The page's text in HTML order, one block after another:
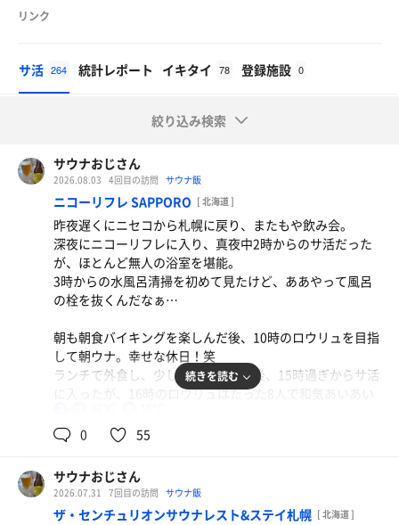
リンク
サ活 264 統計レポート イキタイ 78 登録施設 0
絞り込み検索
サウナおじさん
2026.08.03 4回目の訪問 サウナ飯
ニコーリフレ SAPPORO [ 北海道 ]
昨夜遅くにニセコから札幌に戻り、またもや飲み会。
深夜にニコーリフレに入り、真夜中2時からのサ活だった
が、ほとんど無人の浴室を堪能。
3時からの水風呂清掃を初めて見たけど、ああやって風呂
の栓を抜くんだなぁ…
朝も朝食バイキングを楽しんだ後、10時のロウリュを目指
して朝ウナ。幸せな休日！笑
ランチで外食し、少しだけ仕事した後、15時過ぎからサ活
に入ったが、16時のロウリュはたった8人で和気あいあい
深夜活 12分1分8分✕2セット
朝ウナ 12分2分10分✕3セット
ラスト 12分2分8分✕3セット
続きを読む
0 55
サウナおじさん
2026.07.31 7回目の訪問 サウナ飯
ザ・センチュリオンサウナレスト&ステイ札幌 [ 北海道 ]